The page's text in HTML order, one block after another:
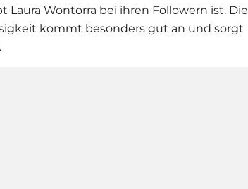
Laura Wontorra bei ihren Followern ist. Die
kommt besonders gut an und sorgt